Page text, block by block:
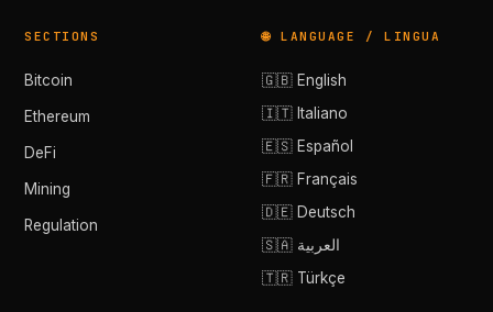
SECTIONS
Bitcoin
Ethereum
DeFi
Mining
Regulation
🌐 LANGUAGE / LINGUA
🇬🇧 English
🇮🇹 Italiano
🇪🇸 Español
🇫🇷 Français
🇩🇪 Deutsch
🇸🇦 العربية
🇹🇷 Türkçe